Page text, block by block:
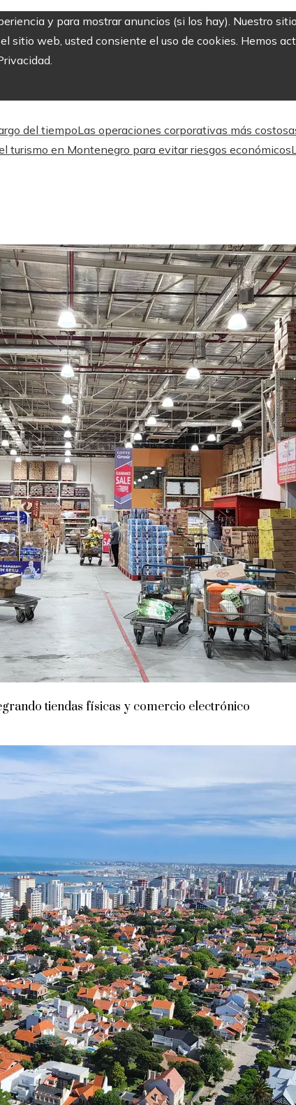
y para mostrar anuncios (si los hay). Nuestro
sitio web, usted consiente el uso de cookies. Hemos
del tiempoLas operaciones corporativas más
turismo en Montenegro para evitar riesgos económicos
tiendas físicas y comercio electrónico